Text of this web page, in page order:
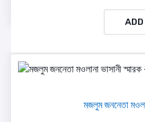
মজলুম জননেতা